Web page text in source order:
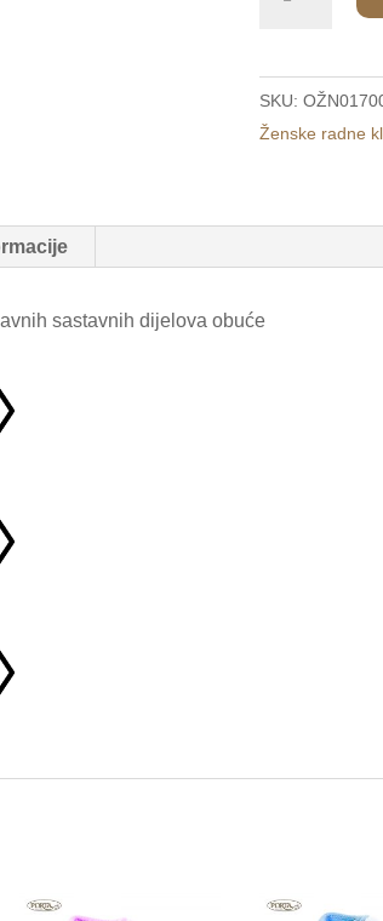
papuče
crvene
/MAX
SKU:
Ženske radne
sastavnih dijelova obuće